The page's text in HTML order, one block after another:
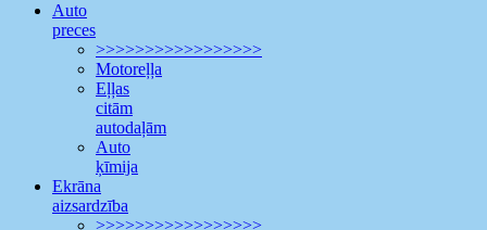
Auto
preces
>>>>>>>>>>>>>>>>>
Motoreļļa
Eļļas
citām
autodaļām
Auto
ķīmija
Ekrāna
aizsardzība
>>>>>>>>>>>>>>>>>